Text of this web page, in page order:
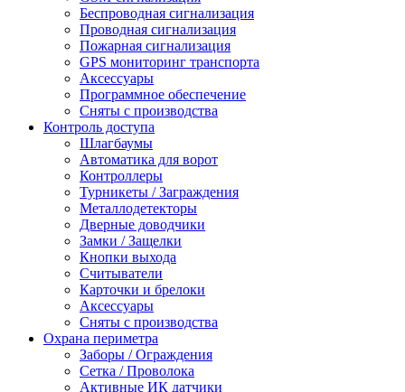
Беспроводная сигнализация
Проводная сигнализация
Пожарная сигнализация
GPS мониторинг транспорта
Аксессуары
Программное обеспечение
Сняты с производства
Контроль доступа
Шлагбаумы
Автоматика для ворот
Контроллеры
Турникеты / Заграждения
Металлодетекторы
Дверные доводчики
Замки / Защелки
Кнопки выхода
Считыватели
Карточки и брелоки
Аксессуары
Сняты с производства
Охрана периметра
Заборы / Ограждения
Сетка / Проволока
Активные ИК датчики